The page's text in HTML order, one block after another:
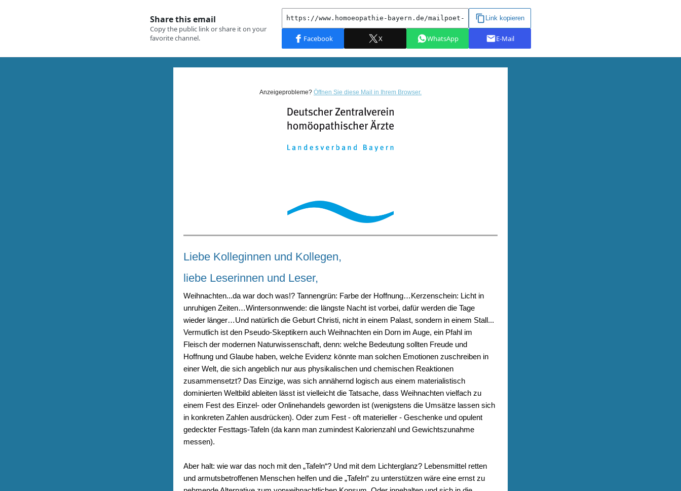
Anzeigeprobleme? Öffnen Sie diese Mail in Ihrem Browser.
Liebe Kolleginnen und Kollegen,
liebe Leserinnen und Leser,
Weihnachten...da war doch was!? Tannengrün: Farbe der Hoffnung…Kerzenschein: Licht in
unruhigen Zeiten…Wintersonnwende: die längste Nacht ist vorbei, dafür werden die Tage
wieder länger…Und natürlich die Geburt Christi, nicht in einem Palast, sondern in einem Stall...
Vermutlich ist den Pseudo-Skeptikern auch Weihnachten ein Dorn im Auge, ein Pfahl im
Fleisch der modernen Naturwissenschaft, denn: welche Bedeutung sollten Freude und
Hoffnung und Glaube haben, welche Evidenz könnte man solchen Emotionen zuschreiben in
einer Welt, die sich angeblich nur aus physikalischen und chemischen Reaktionen
zusammensetzt? Das Einzige, was sich annähernd logisch aus einem materialistisch
dominierten Weltbild ableiten lässt ist vielleicht die Tatsache, dass Weihnachten vielfach zu
einem Fest des Einzel- oder Onlinehandels geworden ist (wenigstens die Umsätze lassen sich
in konkreten Zahlen ausdrücken). Oder zum Fest - oft materieller - Geschenke und opulent
gedeckter Festtags-Tafeln (da kann man zumindest Kalorienzahl und Gewichtszunahme
messen).
Aber halt: wie war das noch mit den „Tafeln“? Und mit dem Lichterglanz? Lebensmittel retten
und armutsbetroffenen Menschen helfen und die „Tafeln“ zu unterstützen wäre eine ernst zu